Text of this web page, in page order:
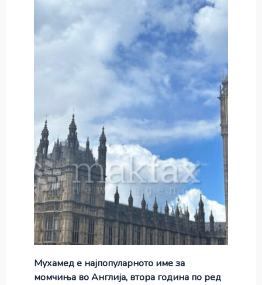
Мухамед е најпопуларното име за
момчиња во Англија, втора година по ред